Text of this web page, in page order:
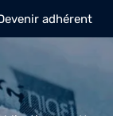
adhérent